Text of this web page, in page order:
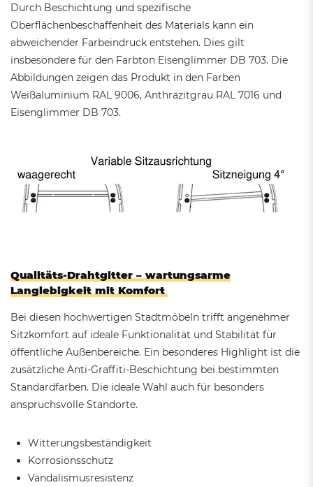
Durch Beschichtung und spezifische
Oberflächenbeschaffenheit des Materials kann ein
abweichender Farbeindruck entstehen. Dies gilt
insbesondere für den Farbton Eisenglimmer DB 703. Die
Abbildungen zeigen das Produkt in den Farben
Weißaluminium RAL 9006, Anthrazitgrau RAL 7016 und
Eisenglimmer DB 703.
Qualitäts-Drahtgitter – wartungsarme
Langlebigkeit mit Komfort
Bei diesen hochwertigen Stadtmöbeln trifft angenehmer
Sitzkomfort auf ideale Funktionalität und Stabilität für
öffentliche Außenbereiche. Ein besonderes Highlight ist die
zusätzliche Anti-Graffiti-Beschichtung bei bestimmten
Standardfarben. Die ideale Wahl auch für besonders
anspruchsvolle Standorte.
Witterungsbeständigkeit
Korrosionsschutz
Vandalismusresistenz